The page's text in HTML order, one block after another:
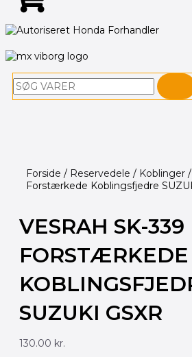
Søg
Forside / Reservedele / Koblinger
Forstærkede Koblingsfjedre
VESRAH SK-339
FORSTÆRKEDE
SUZUKI GSXR
130.00 kr.